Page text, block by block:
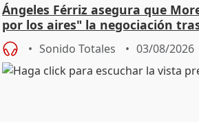
Ángeles Férriz asegura que
por los aires" la negociación
SMA
Sonido Totales 03/08/2026